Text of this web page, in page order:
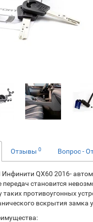
Отзывы 0 Вопрос -
QX60 2016-
передач становится
таких противоугонных
вскрытия замка